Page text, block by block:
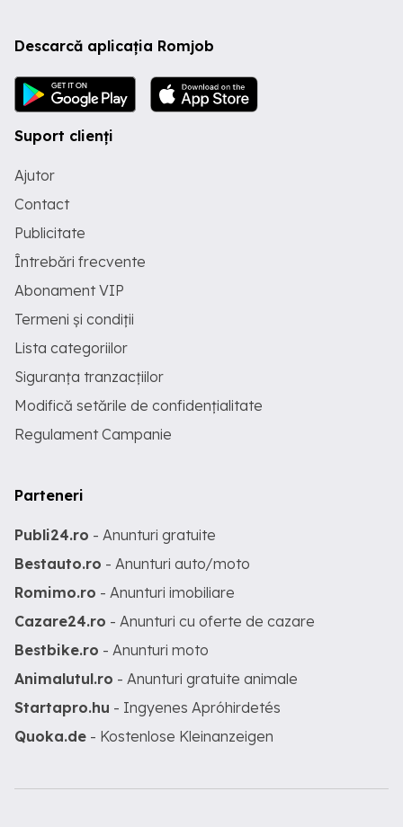
Descarcă aplicația Romjob
Suport clienți
Ajutor
Contact
Publicitate
Întrebări frecvente
Abonament VIP
Termeni și condiții
Lista categoriilor
Siguranța tranzacțiilor
Modifică setările de confidențialitate
Regulament Campanie
Parteneri
Publi24.ro - Anunturi gratuite
Bestauto.ro - Anunturi auto/moto
Romimo.ro - Anunturi imobiliare
Cazare24.ro - Anunturi cu oferte de cazare
Bestbike.ro - Anunturi moto
Animalutul.ro - Anunturi gratuite animale
Startapro.hu - Ingyenes Apróhirdetés
Quoka.de - Kostenlose Kleinanzeigen